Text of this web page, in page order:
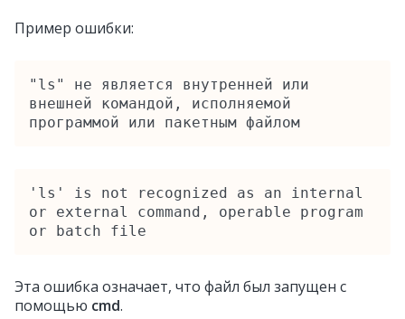
Пример ошибки:
"ls" не является внутренней или
внешней командой, исполняемой
программой или пакетным файлом
'ls' is not recognized as an internal
or external command, operable program
or batch file
Эта ошибка означает, что файл был запущен с
помощью cmd.